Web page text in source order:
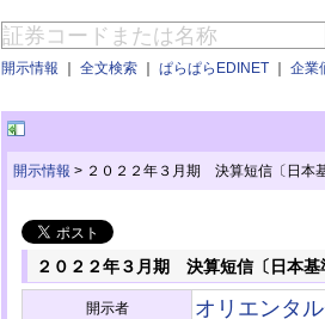
開示情報 ｜ 全文検索 ｜ ぱらぱらEDINET ｜ 企業
開示情報 > ２０２２年３月期 決算短信〔日本
２０２２年３月期 決算短信〔日本基
開示者 オリエンタ